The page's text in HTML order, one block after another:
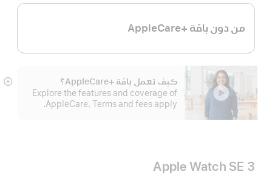
من دون باقة +AppleCare
كيف تعمل باقة +AppleCare؟
Explore the features and coverage of
AppleCare. Terms and fees apply.
Apple Watch SE 3